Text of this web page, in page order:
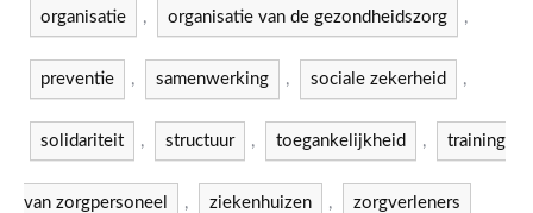
organisatie , organisatie van de gezondheidszorg ,
preventie , samenwerking , sociale zekerheid ,
solidariteit , structuur , toegankelijkheid , training
van zorgpersoneel , ziekenhuizen , zorgverleners